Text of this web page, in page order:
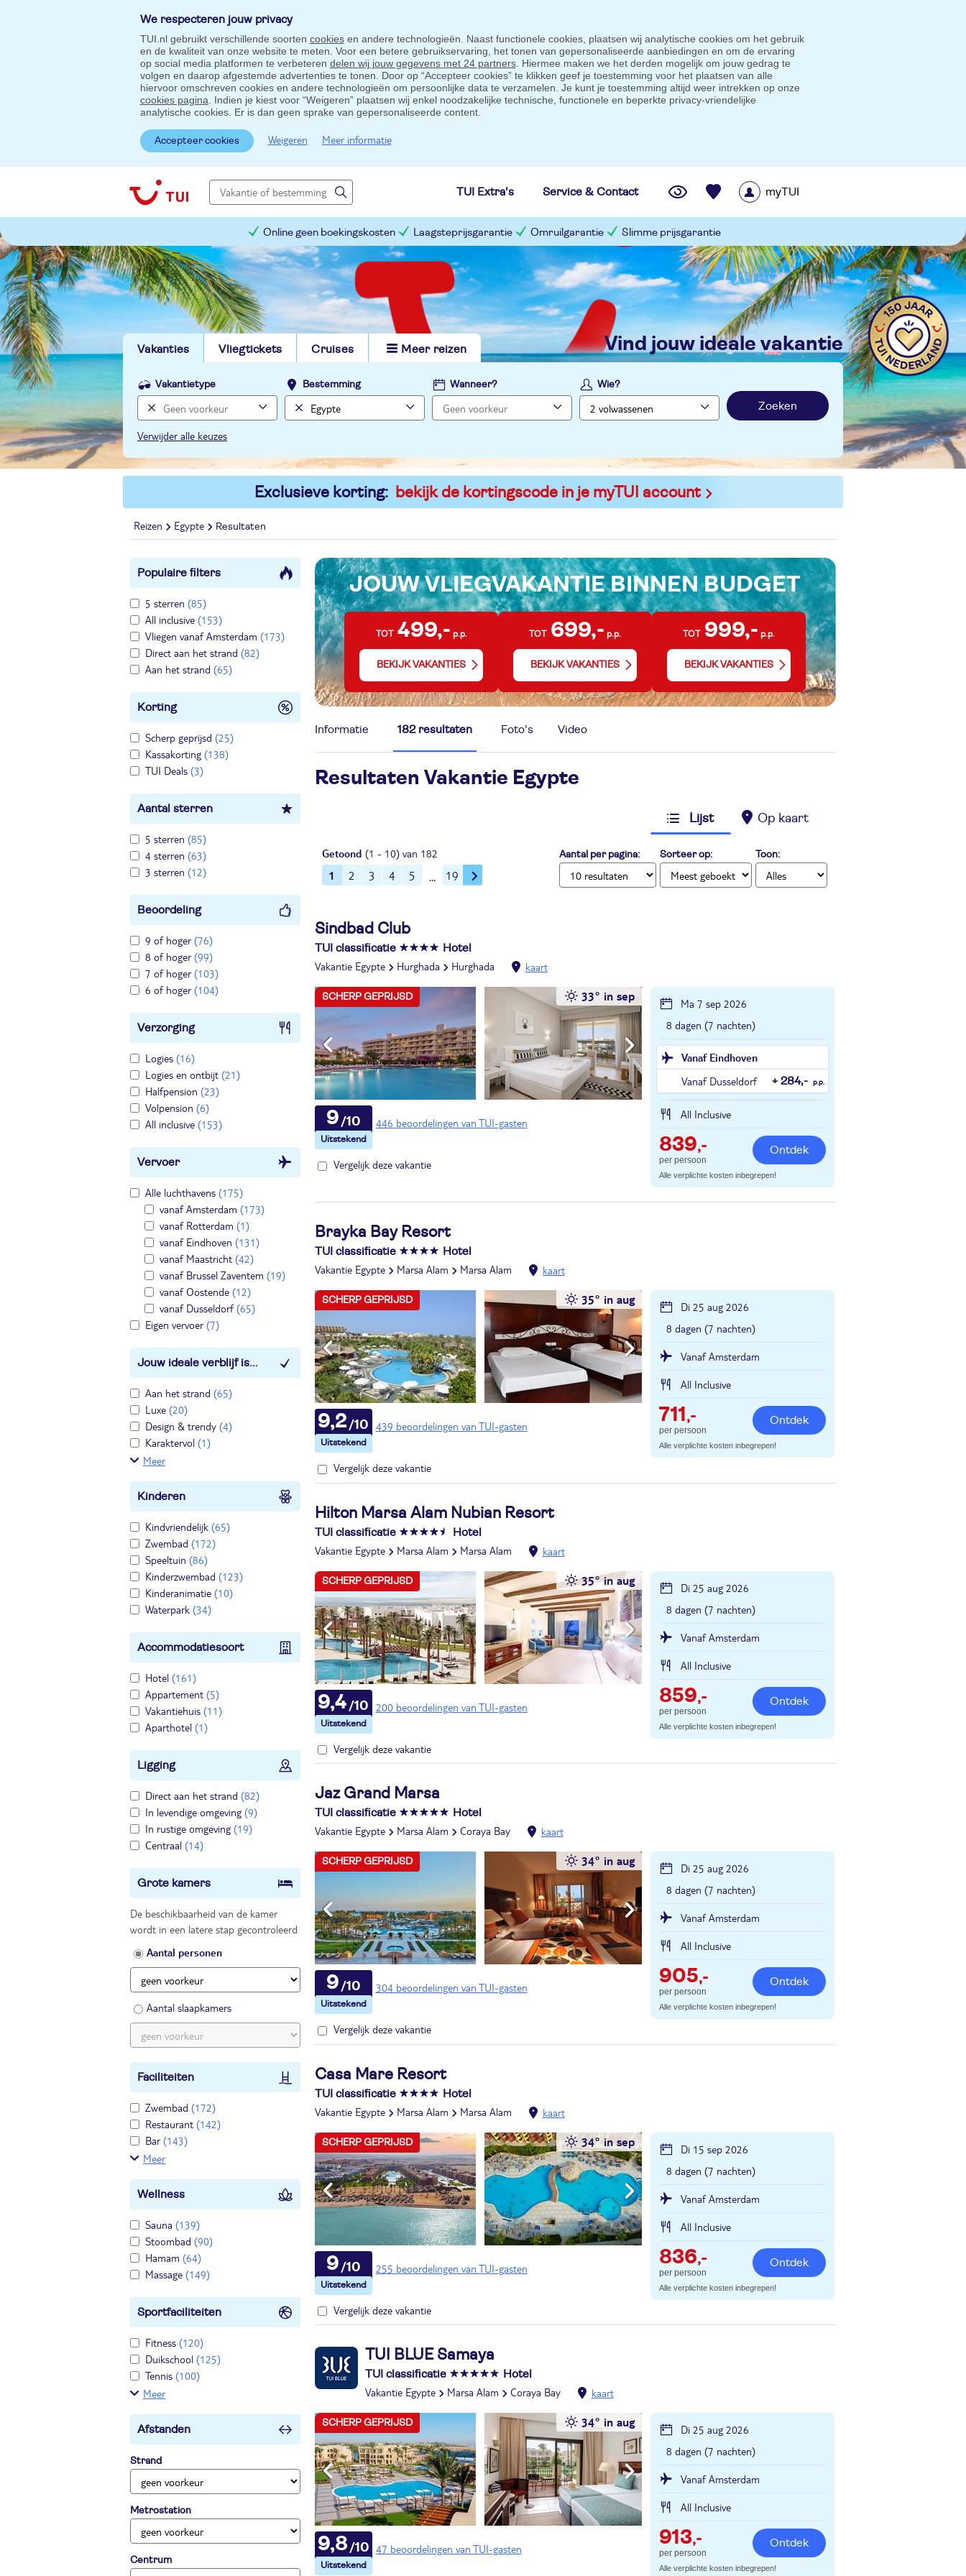
We respecteren jouw privacy
TUI.nl gebruikt verschillende soorten cookiesen andere technologieën. Naast functionele cookies, plaatsen wij analytische cookies om het gebruik
en de kwaliteit van onze website te meten. Voor een betere gebruikservaring, het tonen van gepersonaliseerde aanbiedingen en om de ervaring
op social media platformen te verbeteren delen wij jouw gegevens met 24 partners. Hiermee maken we het derden mogelijk om jouw gedrag te
volgen en daarop afgestemde advertenties te tonen. Door op “Accepteer cookies” te klikken geef je toestemming voor het plaatsen van alle
hiervoor omschreven cookies en andere technologieën om persoonlijke data te verzamelen. Je kunt je toestemming altijd weer intrekken op onze
cookies pagina . Indien je kiest voor “Weigeren” plaatsen wij enkel noodzakelijke technische, functionele en beperkte privacy-vriendelijke
analytische cookies. Er is dan geen sprake van gepersonaliseerde content.
Accepteer cookies Weigeren Meer informatie
TUI Extra's Service & Contact myTUI
Online geen boekingskosten Laagsteprijsgarantie Omruilgarantie Slimme prijsgarantie
Vakanties Vliegtickets Cruises Meer reizen vind jouw ideale vakantie
Vakantietype Bestemming Wanneer? Wie?
Zoeken
Verwijder alle keuzes
Exclusieve korting: bekijk de kortingscode in je myTUI account
Reizen Egypte Resultaten
Populaire filters
5 sterren (85)
All inclusive (153)
Vliegen vanaf Amsterdam (173)
Direct aan het strand (82)
Aan het strand (65)
Korting
Scherp geprijsd (25)
Kassakorting (138)
TUI Deals (3)
Aantal sterren
5 sterren (85)
4 sterren (63)
3 sterren (12)
Beoordeling
9 of hoger(76)
8 of hoger(99)
7 of hoger(103)
6 of hoger(104)
Verzorging
Logies (16)
Logies en ontbijt (21)
Halfpension (23)
Volpension (6)
All inclusive (153)
Vervoer
Alle luchthavens (175)
vanaf Amsterdam (173)
vanaf Rotterdam (1)
vanaf Eindhoven (131)
vanaf Maastricht (42)
vanaf Brussel Zaventem (19)
vanaf Oostende (12)
vanaf Dusseldorf(65)
Eigen vervoer(7)
Jouw ideale verblijf is...
Aan het strand (65)
Luxe (20)
Design & trendy (4)
Karaktervol (1)
Meer
Kinderen
Kindvriendelijk (65)
Zwembad (172)
Speeltuin (86)
Kinderzwembad (123)
Kinderanimatie (10)
Waterpark (34)
Accommodatiesoort
Hotel (161)
Appartement (5)
Vakantiehuis (11)
Aparthotel (1)
Ligging
Direct aan het strand (82)
In levendige omgeving (9)
In rustige omgeving (19)
Centraal (14)
Grote kamers
De beschikbaarheid van de kamer
wordt in een latere stap gecontroleerd
Aantal personen
Aantal slaapkamers
Faciliteiten
Zwembad (172)
Restaurant (142)
Bar(143)
Meer
Wellness
Sauna (139)
Stoombad (90)
Hamam (64)
Massage (149)
Sportfaciliteiten
Fitness (120)
Duikschool (125)
Tennis (100)
Meer
Afstanden
Strand
Metrostation
Centrum
JOUW VLIEGVAKANTIE BINNEN BUDGET
TOT 499,- p.p.
BEKIJK VAKANTIES
TOT 699,- p.p.
BEKIJK VAKANTIES
TOT 999,- p.p.
BEKIJK VAKANTIES
Informatie 182 resultaten Foto's Video
Resultaten Vakantie Egypte
Lijst Op kaart
Getoond (1 - 10) van 182
1 2 3 4 5 19
Aantal per pagina: Sorteer op: Toon:
Sindbad Club
TUI classificatie Hotel
Vakantie Egypte Hurghada Hurghada kaart
33° in sep
SCHERP GEPRIJSD
446 beoordelingen van TUI-gasten
9
Vergelijk deze vakantie
Ma 7 sep 2026
8 dagen (7 nachten)
Vanaf Eindhoven
Vanaf Dusseldorf
+ 284,- p.p.
All Inclusive
839,-
per persoon
Ontdek
Alle verplichte kosten inbegrepen!
Brayka Bay Resort
TUI classificatie Hotel
Vakantie Egypte Marsa Alam Marsa Alam kaart
35° in aug
SCHERP GEPRIJSD
439 beoordelingen van TUI-gasten
9,2
Vergelijk deze vakantie
Di 25 aug 2026
8 dagen (7 nachten)
Vanaf Amsterdam
All Inclusive
711 ,-
per persoon
Ontdek
Alle verplichte kosten inbegrepen!
Hilton Marsa Alam Nubian Resort
TUI classificatie Hotel
Vakantie Egypte Marsa Alam Marsa Alam kaart
35° in aug
SCHERP GEPRIJSD
200 beoordelingen van TUI-gasten
9,4
Vergelijk deze vakantie
Di 25 aug 2026
8 dagen (7 nachten)
Vanaf Amsterdam
All Inclusive
859,-
per persoon
Ontdek
Alle verplichte kosten inbegrepen!
Jaz Grand Marsa
TUI classificatie Hotel
Vakantie Egypte Marsa Alam Coraya Bay kaart
34° in aug
SCHERP GEPRIJSD
304 beoordelingen van TUI-gasten
9
Vergelijk deze vakantie
Di 25 aug 2026
8 dagen (7 nachten)
Vanaf Amsterdam
All Inclusive
905,-
per persoon
Ontdek
Alle verplichte kosten inbegrepen!
Casa Mare Resort
TUI classificatie Hotel
Vakantie Egypte Marsa Alam Marsa Alam kaart
34° in sep
SCHERP GEPRIJSD
255 beoordelingen van TUI-gasten
9
Vergelijk deze vakantie
Di 15 sep 2026
8 dagen (7 nachten)
Vanaf Amsterdam
All Inclusive
836,-
per persoon
Ontdek
Alle verplichte kosten inbegrepen!
TUI BLUE Samaya
TUI classificatie Hotel
Vakantie Egypte Marsa Alam Coraya Bay kaart
34° in aug
SCHERP GEPRIJSD
47 beoordelingen van TUI-gasten
9,8
Di 25 aug 2026
8 dagen (7 nachten)
Vanaf Amsterdam
All Inclusive
913,-
per persoon
Ontdek
Alle verplichte kosten inbegrepen!